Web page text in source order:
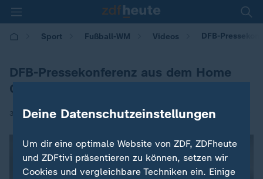
Sport Fußball-WM Videos DFB-
DFB-Pressekonferenz aus dem Home
Ground mit Julian Nagelsmann
30.05.2026 | 13:15
Deine Datenschutzeinstellungen
Um dir eine optimale Website von ZDF, ZDFheute
und ZDFtivi präsentieren zu können, setzen wir
Cookies und vergleichbare Techniken ein. Einige